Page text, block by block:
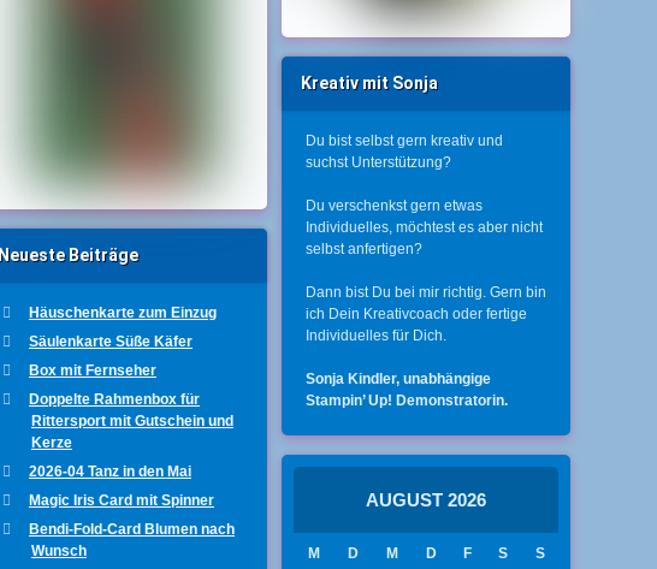
Neueste Beiträge
Häuschenkarte zum Einzug
Säulenkarte Süße Käfer
Box mit Fernseher
Doppelte Rahmenbox für
Rittersport mit Gutschein und
Kerze
2026-04 Tanz in den Mai
Magic Iris Card mit Spinner
Bendi-Fold-Card Blumen nach
Wunsch
Kreativ mit Sonja
Du bist selbst gern kreativ und
suchst Unterstützung?
Du verschenkst gern etwas
Individuelles, möchtest es aber nicht
selbst anfertigen?
Dann bist Du bei mir richtig. Gern bin
ich Dein Kreativcoach oder fertige
Individuelles für Dich.
Sonja Kindler, unabhängige
Stampin’ Up! Demonstratorin.
AUGUST 2026
M D M D F S S